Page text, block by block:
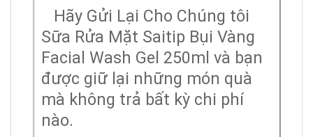
Hãy Gửi Lại Cho Chúng tôi
Sữa Rửa Mặt Saitip Bụi Vàng
Facial Wash Gel 250ml và bạn
được giữ lại những món quà
mà không trả bất kỳ chi phí
nào.